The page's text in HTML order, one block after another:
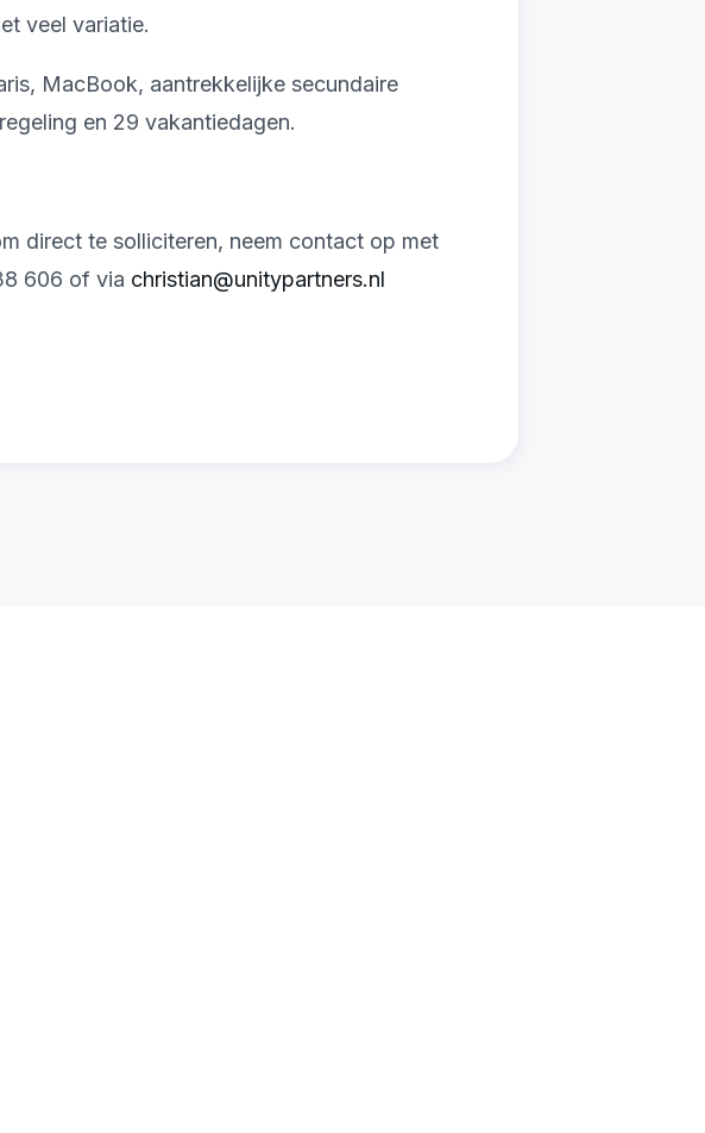
veel variatie.
MacBook, aantrekkelijke secundaire
en 29 vakantiedagen.
direct te solliciteren, neem contact op met
606 of via christian@unitypartners.nl